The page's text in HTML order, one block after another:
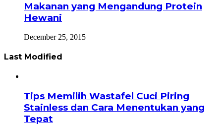
Makanan yang Mengandung Protein
Hewani
December 25, 2015
Last Modified
Tips Memilih Wastafel Cuci Piring
Stainless dan Cara Menentukan yang
Tepat